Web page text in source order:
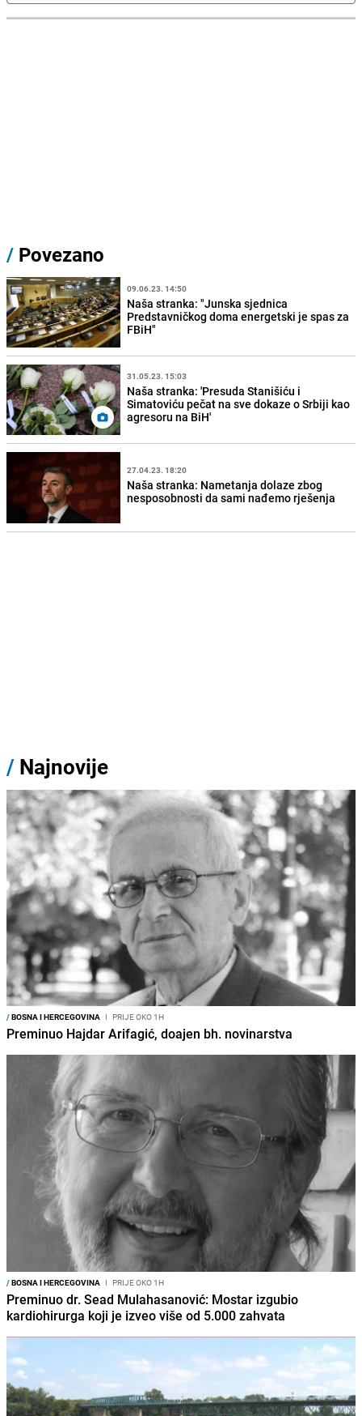
/ Povezano
09.06.23. 14:50
Naša stranka: "Junska sjednica
Predstavničkog doma energetski je spas za
FBiH"
31.05.23. 15:03
Naša stranka: 'Presuda Stanišiću i
Simatoviću pečat na sve dokaze o Srbiji kao
agresoru na BiH'
27.04.23. 18:20
Naša stranka: Nametanja dolaze zbog
nesposobnosti da sami nađemo rješenja
/ Najnovije
/BOSNA I HERCEGOVINA I PRIJE OKO 1H
Preminuo Hajdar Arifagić, doajen bh. novinarstva
/BOSNA I HERCEGOVINA I PRIJE OKO 1H
Preminuo dr. Sead Mulahasanović: Mostar izgubio
kardiohirurga koji je izveo više od 5.000 zahvata